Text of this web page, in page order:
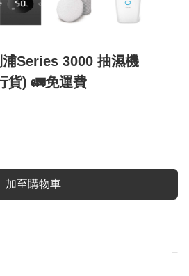
浦Series 3000 抽濕機
貨) 🚛免運費
加至購物車
−